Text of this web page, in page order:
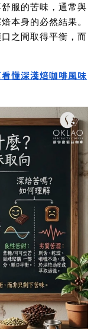
服的苦味，通常與
本身的必然結果。
之間取得平衡，而
懂深淺焙咖啡風味